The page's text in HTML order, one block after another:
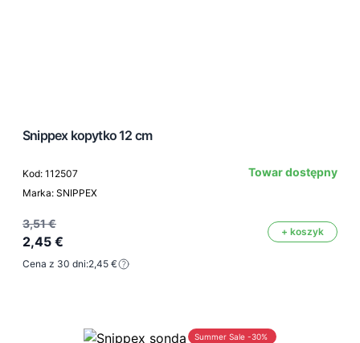
Snippex kopytko 12 cm
Kod: 112507
Marka: SNIPPEX
Towar dostępny
3,51 €
2,45 €
+ koszyk
Cena z 30 dni:2,45 €
Summer Sale -30%